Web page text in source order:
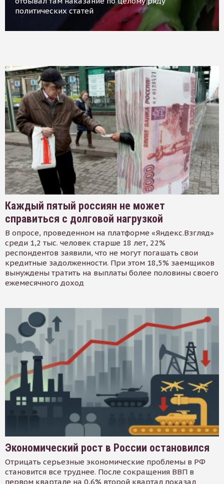
политических статей
Каждый пятый россиян не может
справиться с долговой нагрузкой
В опросе, проведенном на платформе «Яндекс.Взгляд»
среди 1,2 тыс. человек старше 18 лет, 22%
респондентов заявили, что не могут погашать свои
кредитные задолженности. При этом 18,5% заемщиков
вынуждены тратить на выплаты более половины своего
ежемесячного доход
Экономический рост в России остановился
Отрицать серьезные экономические проблемы в РФ
становится все труднее. После сокращения ВВП в
первом квартале на 0,6% второй квартал показал